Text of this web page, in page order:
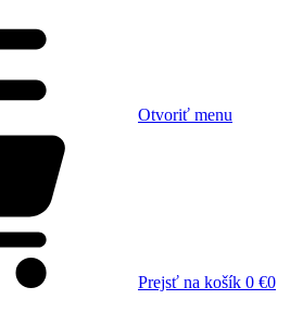
Otvoriť menu
Prejsť na košík 0 €0